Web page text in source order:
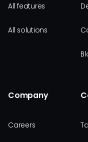
All features
All solutions
Company
Careers